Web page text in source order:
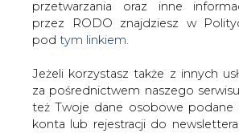
WŁĄCZ CIRE.TV
przetwarzania oraz inne
przez RODO znajdziesz w
pod tym linkiem.
Jeżeli korzystasz także z innych
za pośrednictwem naszego
też Twoje dane osobowe podane
konta lub rejestracji do